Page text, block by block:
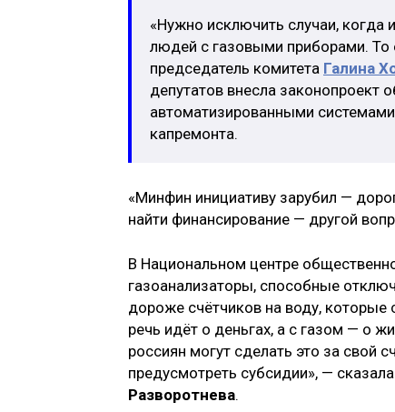
«Нужно исключить случаи,
людей с газовыми приборами. То
председатель комитета Галина
депутатов внесла законопроект
автоматизированными
капремонта.
«Минфин инициативу зарубил —
найти финансирование — другой
В Национальном центре
газоанализаторы, способные
дороже счётчиков на воду, которые
речь идёт о деньгах, а с газом — о
россиян могут сделать это за свой
предусмотреть субсидии», —
Разворотнева.